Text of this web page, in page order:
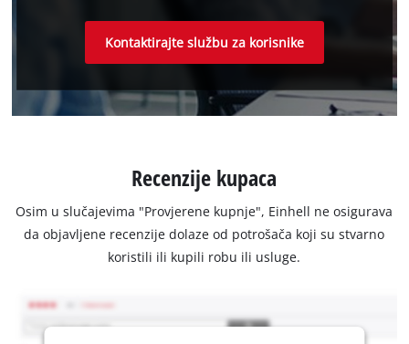
Kontaktirajte službu za korisnike
Recenzije kupaca
Osim u slučajevima "Provjerene kupnje", Einhell ne osigurava
da objavljene recenzije dolaze od potrošača koji su stvarno
koristili ili kupili robu ili usluge.